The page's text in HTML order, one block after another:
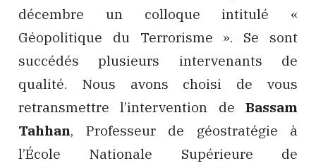
décembre un colloque intitulé «
Géopolitique du Terrorisme ». Se sont
succédés plusieurs intervenants de
qualité. Nous avons choisi de vous
retransmettre l’intervention de Bassam
Tahhan, Professeur de géostratégie à
l’École Nationale Supérieure de